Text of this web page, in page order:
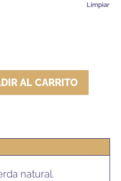
Limpiar
AL CARRITO
natural.